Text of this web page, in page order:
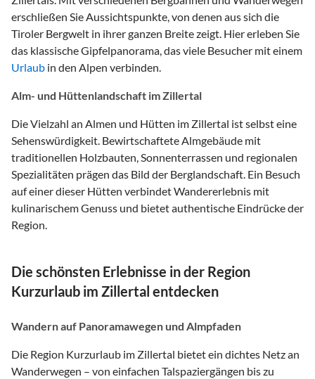
erschließen Sie Aussichtspunkte, von denen aus sich die
Tiroler Bergwelt in ihrer ganzen Breite zeigt. Hier erleben Sie
das klassische Gipfelpanorama, das viele Besucher mit einem
Urlaub in den Alpen verbinden.
Alm- und Hüttenlandschaft im Zillertal
Die Vielzahl an Almen und Hütten im Zillertal ist selbst eine
Sehenswürdigkeit. Bewirtschaftete Almgebäude mit
traditionellen Holzbauten, Sonnenterrassen und regionalen
Spezialitäten prägen das Bild der Berglandschaft. Ein Besuch
auf einer dieser Hütten verbindet Wandererlebnis mit
kulinarischem Genuss und bietet authentische Eindrücke der
Region.
Die schönsten Erlebnisse in der Region
Kurzurlaub im Zillertal entdecken
Wandern auf Panoramawegen und Almpfaden
Die Region Kurzurlaub im Zillertal bietet ein dichtes Netz an
Wanderwegen – von einfachen Talspaziergängen bis zu